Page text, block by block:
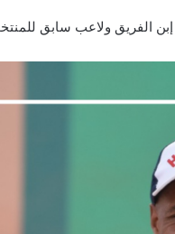
الفريق ولاعب سابق